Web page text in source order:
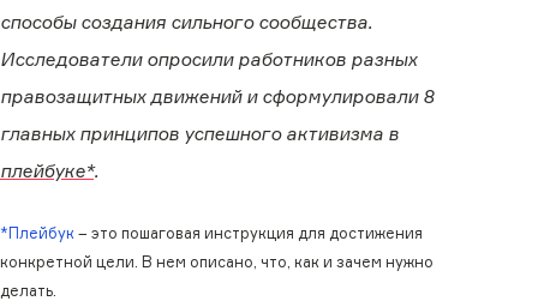
способы создания сильного сообщества.
Исследователи опросили работников разных
правозащитных движений и сформулировали 8
главных принципов успешного активизма в
плейбуке*.
*Плейбук – это пошаговая инструкция для достижения
конкретной цели. В нем описано, что, как и зачем нужно
делать.